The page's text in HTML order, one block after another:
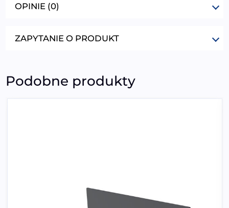
OPINIE (0)
ZAPYTANIE O PRODUKT
Podobne produkty